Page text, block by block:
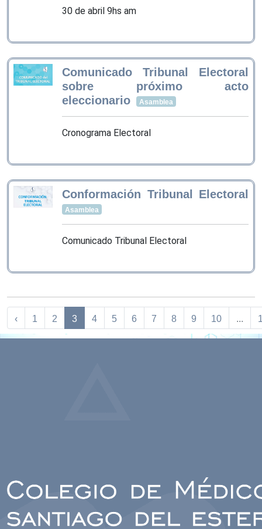
30 de abril 9hs am
Comunicado Tribunal Electoral
sobre próximo acto
eleccionario
Asamblea
Cronograma Electoral
Conformación Tribunal Electoral
Asamblea
Comunicado Tribunal Electoral
‹ 1 2 3 4 5 6 7 8 9 10